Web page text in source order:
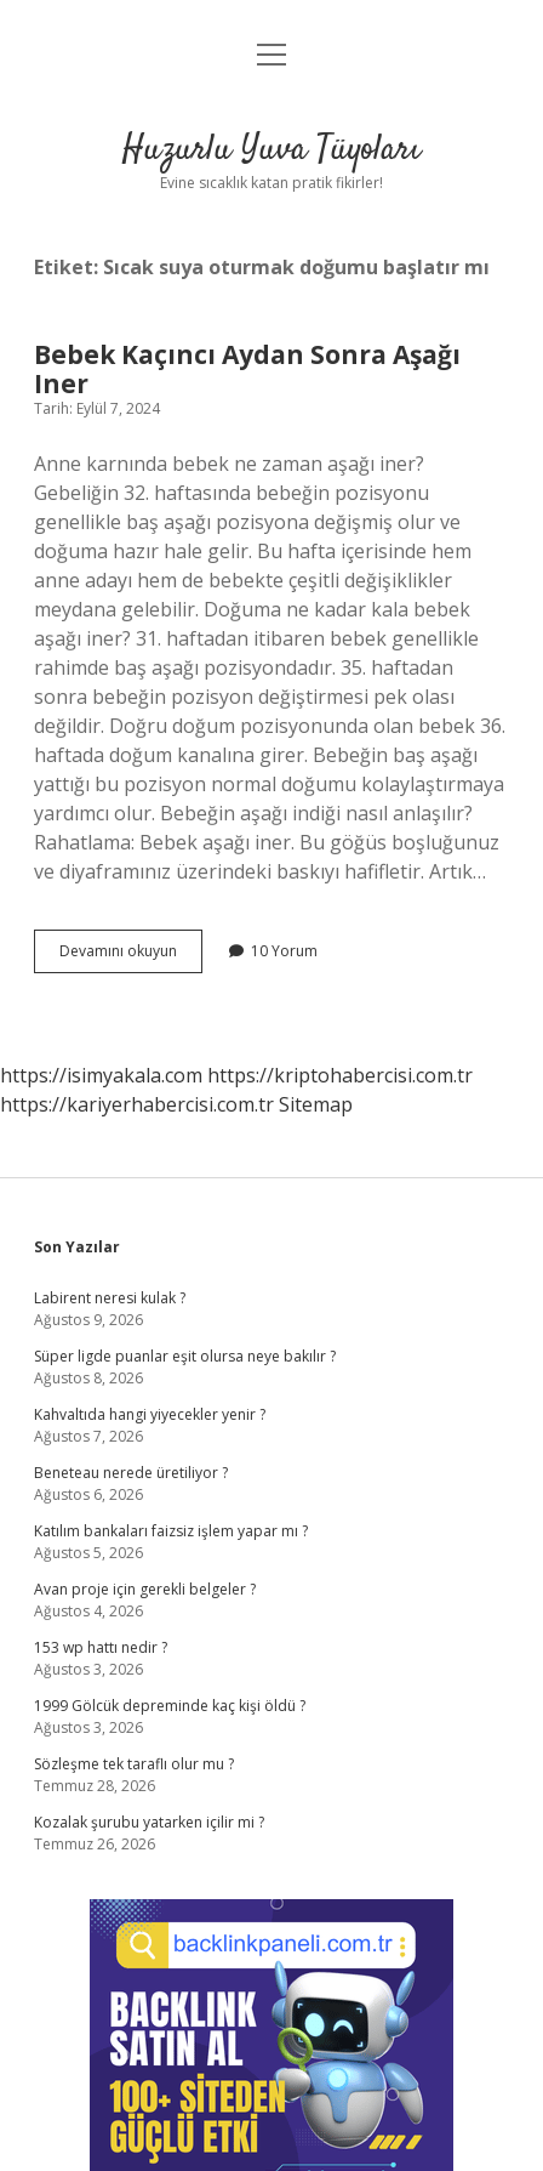
Anasayfa
Yasal Uyarı
menüyü
Huzurlu Yuva Tüyoları
Evine sıcaklık katan pratik fikirler!
Etiket: Sıcak suya oturmak doğumu başlatır mı
Bebek Kaçıncı Aydan Sonra Aşağı
Iner
Tarih: Eylül 7, 2024
Anne karnında bebek ne zaman aşağı iner?
Gebeliğin 32. haftasında bebeğin pozisyonu
genellikle baş aşağı pozisyona değişmiş olur ve
doğuma hazır hale gelir. Bu hafta içerisinde hem
anne adayı hem de bebekte çeşitli değişiklikler
meydana gelebilir. Doğuma ne kadar kala bebek
aşağı iner? 31. haftadan itibaren bebek genellikle
rahimde baş aşağı pozisyondadır. 35. haftadan
sonra bebeğin pozisyon değiştirmesi pek olası
değildir. Doğru doğum pozisyonunda olan bebek 36.
haftada doğum kanalına girer. Bebeğin baş aşağı
yattığı bu pozisyon normal doğumu kolaylaştırmaya
yardımcı olur. Bebeğin aşağı indiği nasıl anlaşılır?
Rahatlama: Bebek aşağı iner. Bu göğüs boşluğunuz
ve diyaframınız üzerindeki baskıyı hafifletir. Artık…
Devamını okuyun
Kaçıncı
10 Yorum
https://isimyakala.com https://kriptohabercisi.com.tr
https://kariyerhabercisi.com.trSitemap
Sidebar
Son Yazılar
Labirent neresi kulak ?
Ağustos 9, 2026
Süper ligde puanlar eşit olursa neye bakılır ?
Ağustos 8, 2026
Kahvaltıda hangi yiyecekler yenir ?
Ağustos 7, 2026
Beneteau nerede üretiliyor ?
Ağustos 6, 2026
Katılım bankaları faizsiz işlem yapar mı ?
Ağustos 5, 2026
Avan proje için gerekli belgeler ?
Ağustos 4, 2026
153 wp hattı nedir ?
Ağustos 3, 2026
1999 Gölcük depreminde kaç kişi öldü ?
Ağustos 3, 2026
Sözleşme tek taraflı olur mu ?
Temmuz 28, 2026
Kozalak şurubu yatarken içilir mi ?
Temmuz 26, 2026